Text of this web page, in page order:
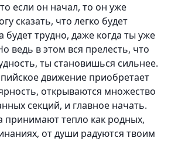
если он начал, то он уже
сказать, что легко будет
будет трудно, даже когда ты уже
ведь в этом вся прелесть, что
ты становишься сильнее.
движение приобретает
открываются множество
секций, и главное начать.
принимают тепло как родных,
от души радуются твоим